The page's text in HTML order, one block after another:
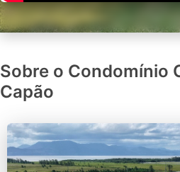
Sobre o Condomínio
Capão